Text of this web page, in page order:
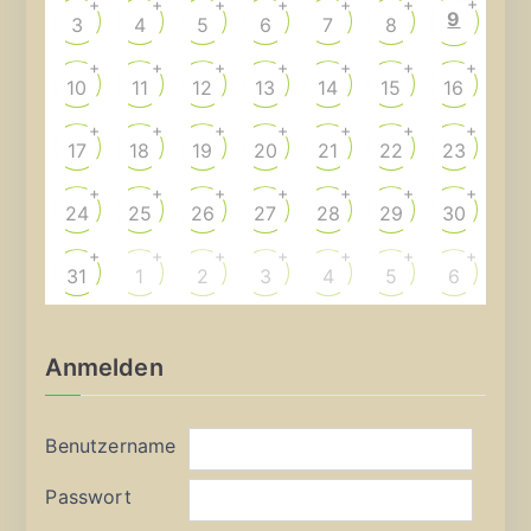
3
+
4
+
5
+
6
+
7
+
8
+
9
10
+
11
+
12
+
13
+
14
+
15
+
16
+
17
+
18
+
19
+
20
+
21
+
22
+
23
+
24
+
25
+
26
+
27
+
28
+
29
+
30
+
31
+
1
+
2
+
3
+
4
+
5
+
6
+
Anmelden
Benutzername
Passwort